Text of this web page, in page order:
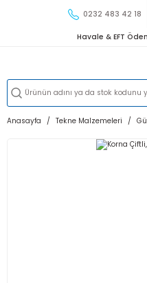
0232 483 42 18
Havale & EFT
Anasayfa Tekne Malzemeleri